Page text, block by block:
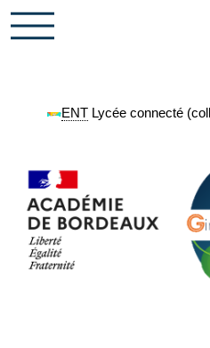
ENTLycée connecté